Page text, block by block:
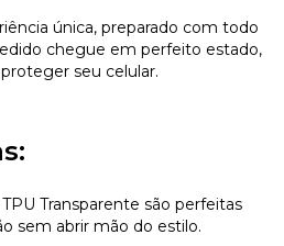
única, preparado com todo
chegue em perfeito estado,
seu celular.
Transparente são perfeitas
sem abrir mão do estilo.